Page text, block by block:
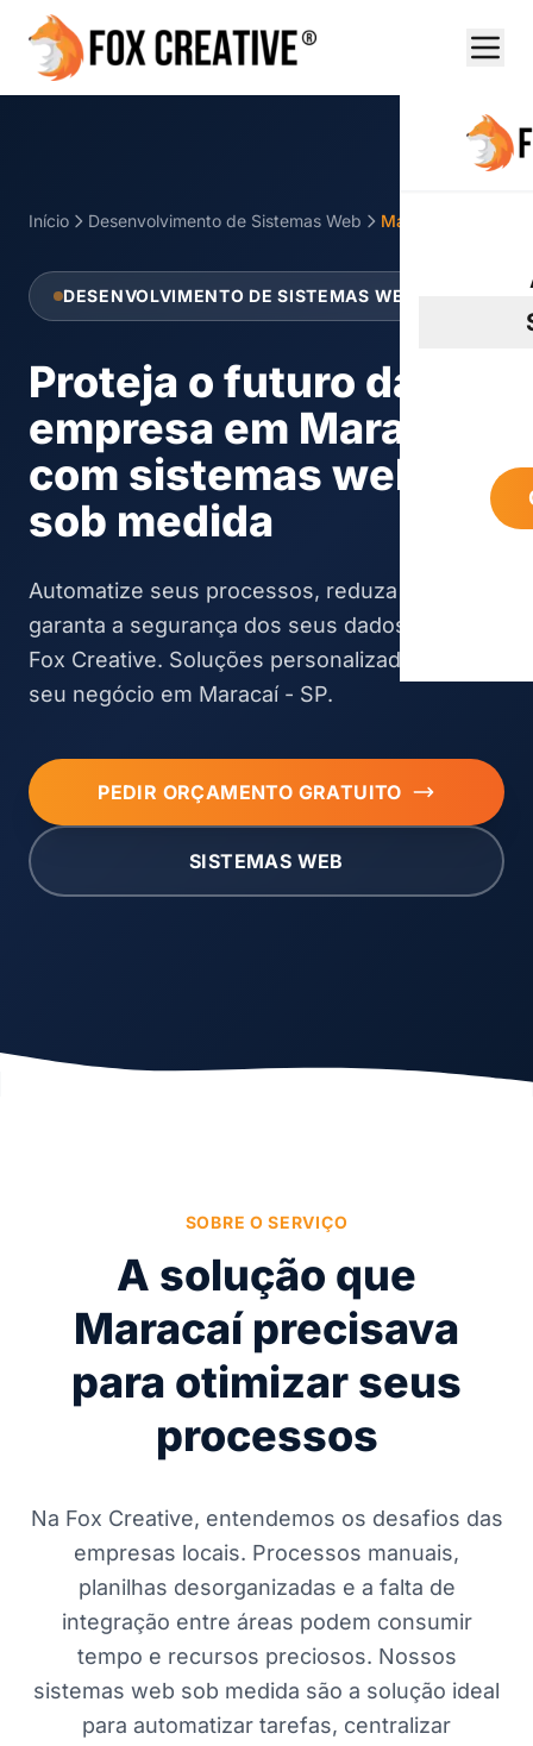
Início Desenvolvimento de Sistemas Web Maracaí
DESENVOLVIMENTO DE SISTEMAS WEB
Proteja o futuro da sua
empresa em Maracaí
com sistemas web
sob medida
Automatize seus processos, reduza custos e
garanta a segurança dos seus dados com a
Fox Creative. Soluções personalizadas para o
seu negócio em Maracaí - SP.
PEDIR ORÇAMENTO GRATUITO
SISTEMAS WEB
SOBRE O SERVIÇO
A solução que
Maracaí precisava
para otimizar seus
processos
Na Fox Creative, entendemos os desafios das
empresas locais. Processos manuais,
planilhas desorganizadas e a falta de
integração entre áreas podem consumir
tempo e recursos preciosos. Nossos
sistemas web sob medida são a solução ideal
para automatizar tarefas, centralizar